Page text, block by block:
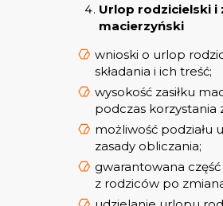
Urlop rodzicielski i
macierzyński
wnioski o urlop
składania i ich treść;
wysokość zasiłku
podczas korzystania
możliwość podziału
zasady obliczania;
gwarantowana
z rodziców po